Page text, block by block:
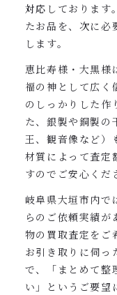
対応 しております
たお品を、次に必
します。
恵比寿様・大黒様
福の神として広く
のしっかりした作
た、銀製や銅製の
王、観音像など）
材質によって査定
すのでご安心くだ
岐阜県大垣市内で
らのご依頼実績
物の買取査定をご
お引き取りに伺っ
で、「まとめて整
い」というご要望